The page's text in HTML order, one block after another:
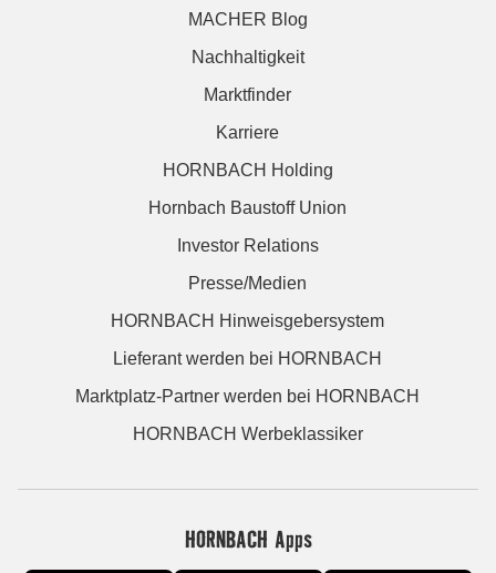
MACHER Blog
Nachhaltigkeit
Marktfinder
Karriere
HORNBACH Holding
Hornbach Baustoff Union
Investor Relations
Presse/Medien
HORNBACH Hinweisgebersystem
Lieferant werden bei HORNBACH
Marktplatz-Partner werden bei HORNBACH
HORNBACH Werbeklassiker
HORNBACH Apps